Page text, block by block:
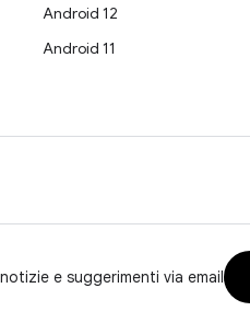
Android 12
Android 11
e suggerimenti via email